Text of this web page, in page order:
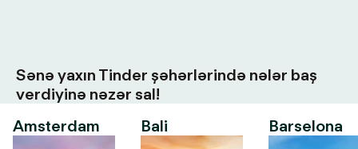
Sənə yaxın Tinder şəhərlərində nələr baş
verdiyinə nəzər sal!
Amsterdam
Bali Barselona